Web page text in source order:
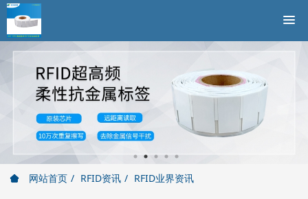
网站首页 RFID资讯 RFID业界资讯